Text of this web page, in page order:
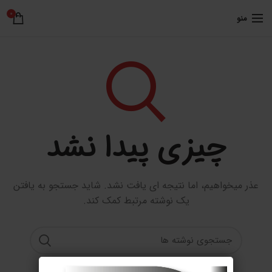
منو 0
چیزی پیدا نشد
عذر میخواهیم، اما نتیجه ای یافت نشد. شاید جستجو به یافتن
یک نوشته مرتبط کمک کند.